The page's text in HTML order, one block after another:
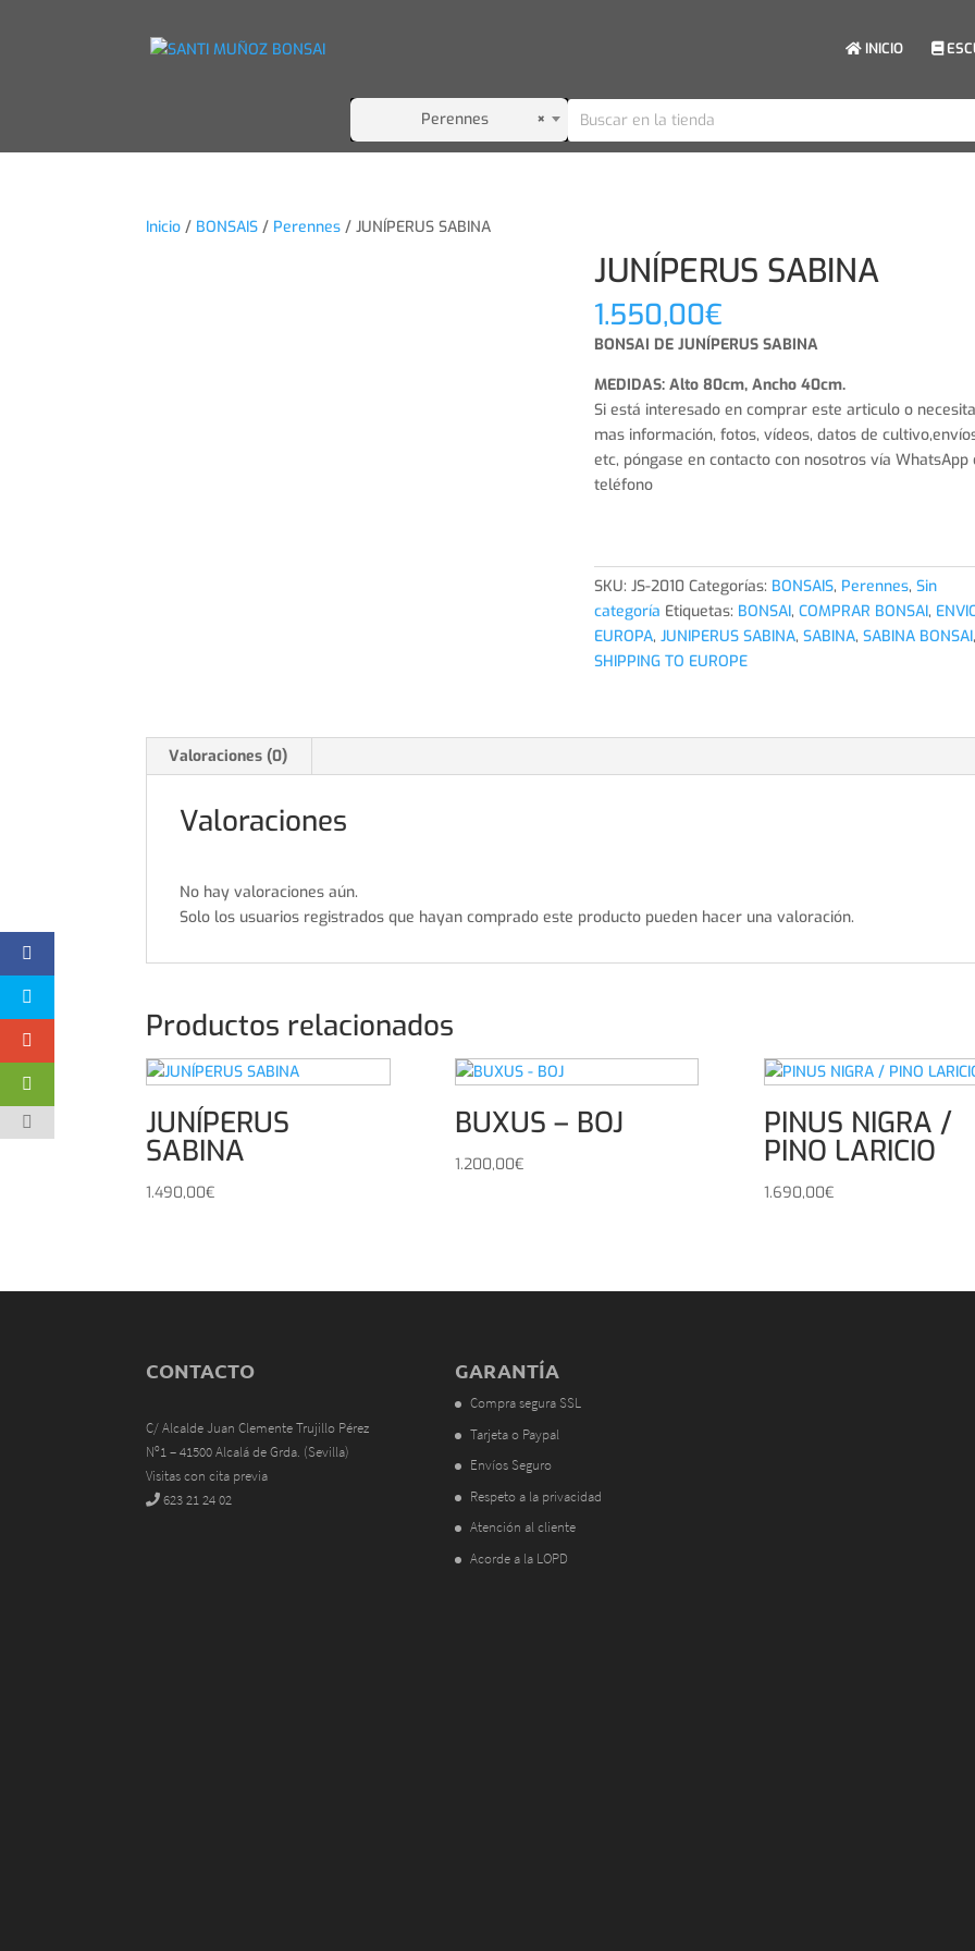
INICIO
×
Perennes
Inicio / BONSAIS / Perennes / JUNÍPERUS SABINA
JUNÍPERUS SABINA
1.550,00€
BONSAI DE JUNÍPERUS SABINA
MEDIDAS: Alto 80cm, Ancho 40cm.
Si está interesado en comprar este articulo o
mas información, fotos, vídeos, datos de
etc, póngase en contacto con nosotros vía WhatsApp
teléfono
SKU:JS-2010 Categorías: BONSAIS, Perennes,Sin
categoría Etiquetas: BONSAI,COMPRAR BONSAI,
EUROPA,JUNIPERUS SABINA,SABINA,SABINA BONSAI
SHIPPING TO EUROPE
Valoraciones (0)
Valoraciones
No hay valoraciones aún.
Solo los usuarios registrados que hayan comprado este producto pueden hacer una valoración.
Productos relacionados
JUNÍPERUS
SABINA
1.490,00€
BUXUS – BOJ
1.200,00€
PINUS NIGRA /
PINO LARICIO
1.690,00€
CONTACTO
C/ Alcalde Juan Clemente Trujillo Pérez
Nº1 – 41500 Alcalá de Grda. (Sevilla)
Visitas con cita previa
623 21 24 02
GARANTÍA
Compra segura SSL
Tarjeta o Paypal
Envíos Seguro
Respeto a la privacidad
Atención al cliente
Acorde a la LOPD